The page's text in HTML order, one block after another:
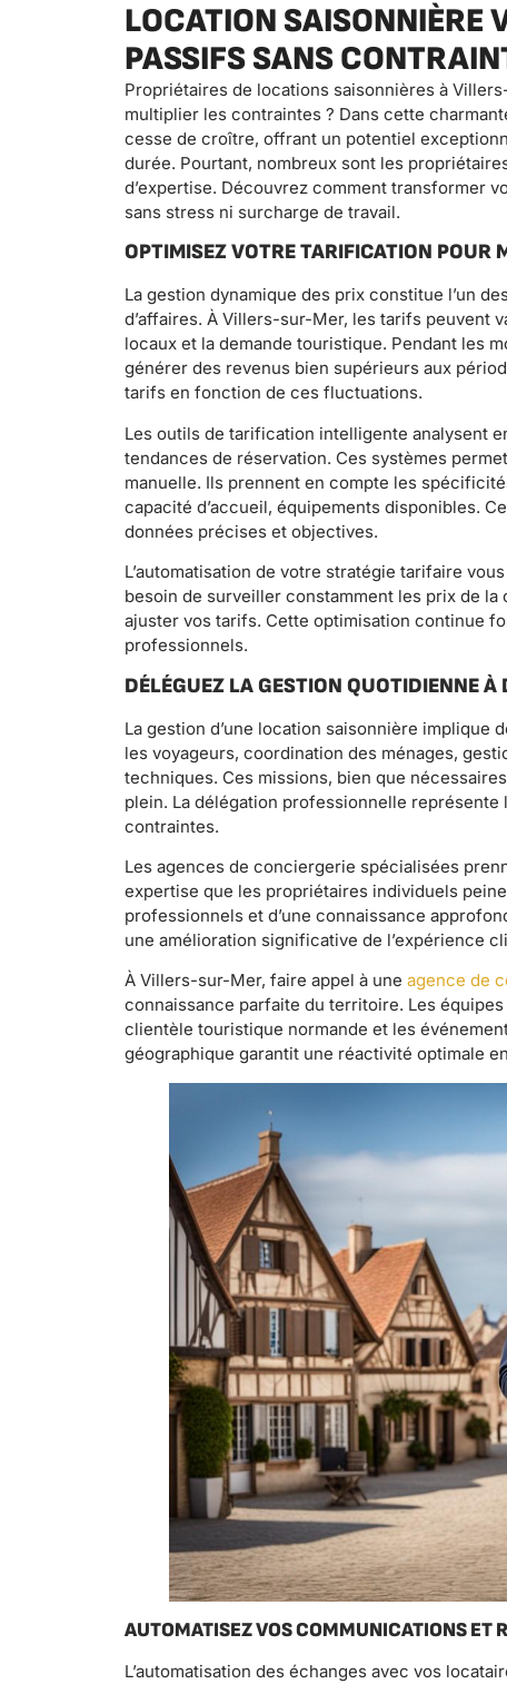
LOCATION SAISONNIÈRE
PASSIFS SANS
Propriétaires de locations saisonnières à
multiplier les contraintes ? Dans cette
cesse de croître, offrant un potentiel
durée. Pourtant, nombreux sont les
d’expertise. Découvrez comment transformer
sans stress ni surcharge de travail.
OPTIMISEZ VOTRE TARIFICATION POUR
La gestion dynamique des prix constitue l’un
d’affaires. À Villers-sur-Mer, les tarifs peuvent
locaux et la demande touristique. Pendant les
générer des revenus bien supérieurs aux
tarifs en fonction de ces fluctuations.
Les outils de tarification intelligente analysent
tendances de réservation. Ces systèmes
manuelle. Ils prennent en compte les
capacité d’accueil, équipements disponibles.
données précises et objectives.
L’automatisation de votre stratégie tarifaire
besoin de surveiller constamment les prix de
ajuster vos tarifs. Cette optimisation continue
professionnels.
DÉLÉGUEZ LA GESTION QUOTIDIENNE
La gestion d’une location saisonnière implique
les voyageurs, coordination des ménages,
techniques. Ces missions, bien que
plein. La délégation professionnelle
contraintes.
Les agences de conciergerie spécialisées
expertise que les propriétaires individuels
professionnels et d’une connaissance
une amélioration significative de l’expérience
À Villers-sur-Mer, faire appel à une agence de
connaissance parfaite du territoire. Les
clientèle touristique normande et les
géographique garantit une réactivité optimale
AUTOMATISEZ VOS COMMUNICATIONS ET
L’automatisation des échanges avec vos